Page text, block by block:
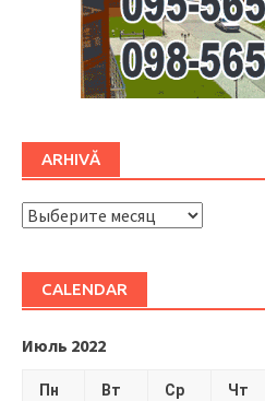
ARHIVĂ
ARHIVĂ
CALENDAR
Июль 2022
Пн Вт Ср Чт